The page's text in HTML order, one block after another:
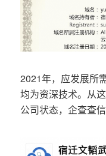
2021年，应发展所
均为资深技术。从
公司状态，企查查信